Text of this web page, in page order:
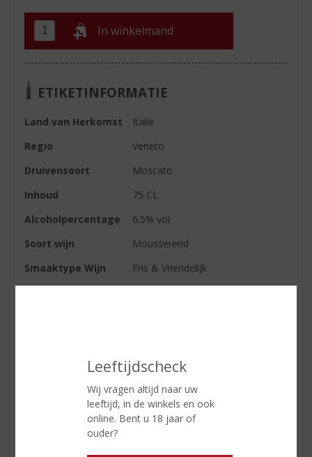
Leeftijdscheck
Wij vragen altijd naar uw
leeftijd, in de winkels en ook
online. Bent u 18 jaar of
ouder?
In winkelmand
ETIKETINFORMATIE
Land van Herkomst
Italië
Regio
Veneto
Druivensoort
Moscato
Inhoud
75 CL
Alcoholpercentage
6.5% vol
Soort wijn
Mousserend
Smaaktype Wijn
Fris & Vriendelijk
Reviews
Schrijf een review
Er zijn nog geen reviews geplaatst voor dit product